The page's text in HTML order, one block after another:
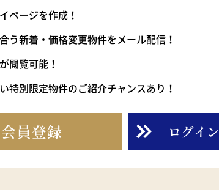
ページを作成！
う新着・価格変更物件をメール配信！
閲覧可能！
特別限定物件のご紹介チャンスあり！
員登録 ログイン